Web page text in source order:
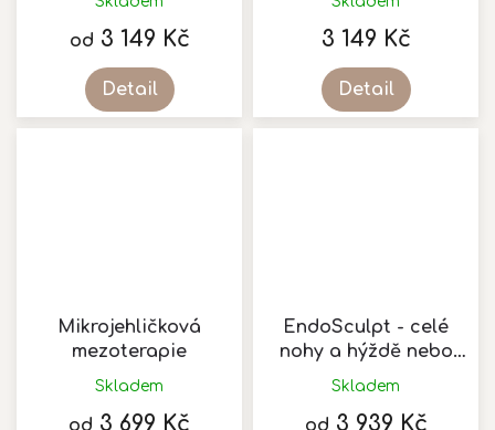
od 3 149 Kč
Detail
3 149 Kč
Detail
Mikrojehličková
mezoterapie
Průměrné
hodnocení
Skladem
3 699 Kč
EndoSculpt - celé
nohy a hýždě nebo
vrchní část těla
Skladem
3 939 Kč